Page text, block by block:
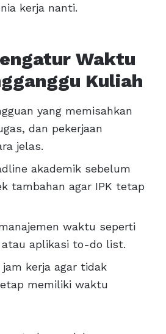
kerja nanti.
Waktu
Kuliah
yang memisahkan
dan pekerjaan
jelas.
akademik sebelum
tambahan agar IPK tetap
waktu seperti
aplikasi to-do list.
kerja agar tidak
memiliki waktu